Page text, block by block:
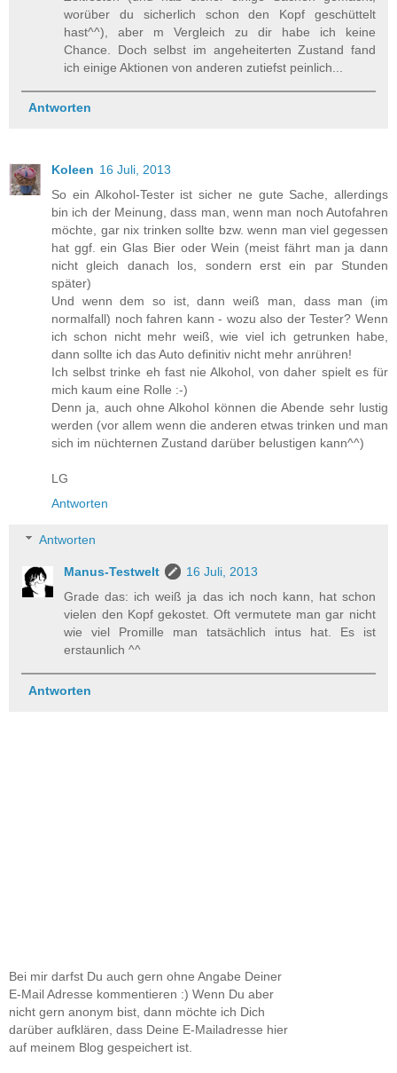
worüber du sicherlich schon den Kopf geschüttelt
hast^^), aber m Vergleich zu dir habe ich keine
Chance. Doch selbst im angeheiterten Zustand fand
ich einige Aktionen von anderen zutiefst peinlich...
Antworten
Koleen 16 Juli, 2013
So ein Alkohol-Tester ist sicher ne gute Sache, allerdings
bin ich der Meinung, dass man, wenn man noch Autofahren
möchte, gar nix trinken sollte bzw. wenn man viel gegessen
hat ggf. ein Glas Bier oder Wein (meist fährt man ja dann
nicht gleich danach los, sondern erst ein par Stunden
später)
Und wenn dem so ist, dann weiß man, dass man (im
normalfall) noch fahren kann - wozu also der Tester? Wenn
ich schon nicht mehr weiß, wie viel ich getrunken habe,
dann sollte ich das Auto definitiv nicht mehr anrühren!
Ich selbst trinke eh fast nie Alkohol, von daher spielt es für
mich kaum eine Rolle :-)
Denn ja, auch ohne Alkohol können die Abende sehr lustig
werden (vor allem wenn die anderen etwas trinken und man
sich im nüchternen Zustand darüber belustigen kann^^)
LG
Antworten
Antworten
Manus-Testwelt
16 Juli, 2013
Grade das: ich weiß ja das ich noch kann, hat schon
vielen den Kopf gekostet. Oft vermutete man gar nicht
wie viel Promille man tatsächlich intus hat. Es ist
erstaunlich ^^
Antworten
Bei mir darfst Du auch gern ohne Angabe Deiner
E-Mail Adresse kommentieren :) Wenn Du aber
nicht gern anonym bist, dann möchte ich Dich
darüber aufklären, dass Deine E-Mailadresse hier
auf meinem Blog gespeichert ist.